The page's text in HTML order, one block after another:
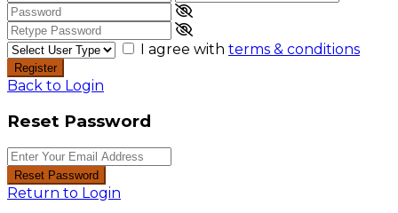
I agree with terms & conditions
Register
Back to Login
Reset Password
Reset Password
Return to Login